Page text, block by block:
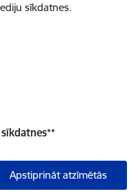
sīkdatnes.
**
Apstiprināt atzīmētās